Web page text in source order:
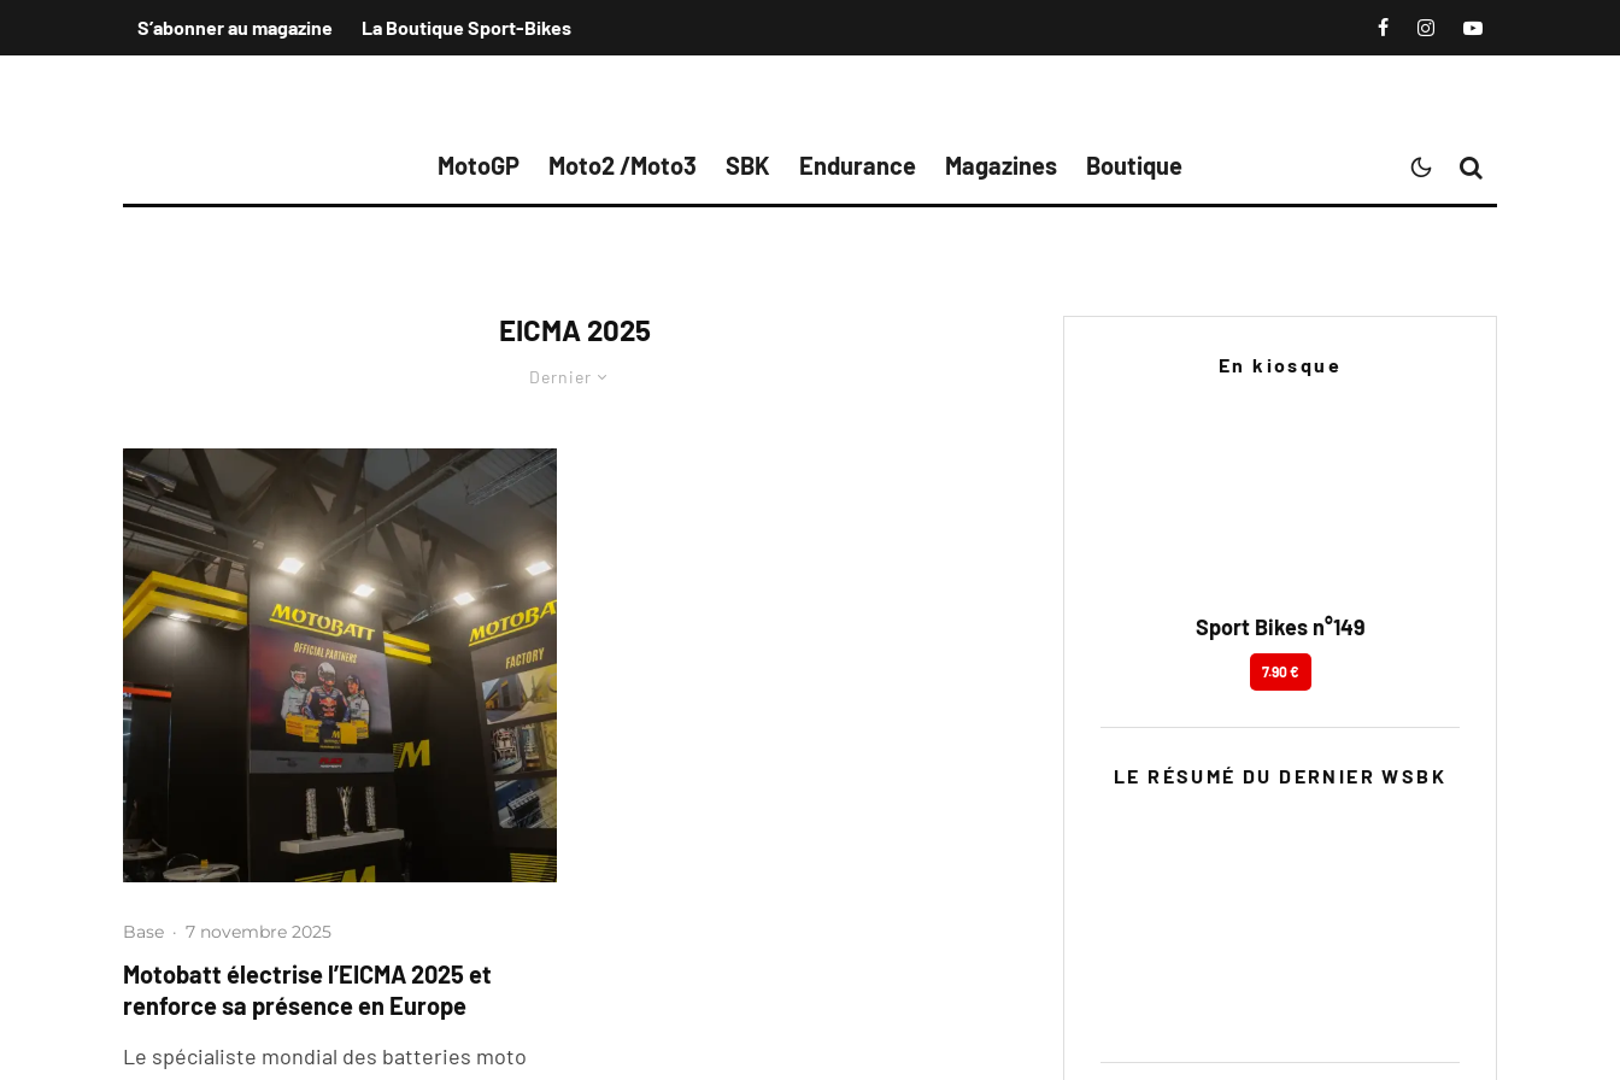
S’abonner au magazine La Boutique Sport-Bikes
MotoGP Moto2 /Moto3 SBK Endurance Magazines Boutique
EICMA 2025
Dernier
Base · 7 novembre 2025
Motobatt électrise l’EICMA 2025 et
renforce sa présence en Europe
Le spécialiste mondial des batteries moto
En kiosque
Sport Bikes n°149
7.90 €
LE RÉSUMÉ DU DERNIER WSBK